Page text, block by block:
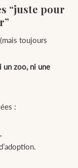
“juste pour
toujours
un zoo, ni une
: